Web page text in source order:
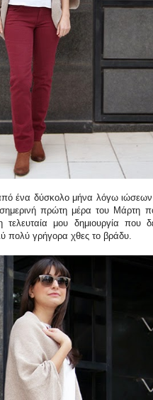
ένα δύσκολο μήνα λόγω
πρώτη μέρα του Μάρτη
μου δημιουργία που
πολύ γρήγορα χθες το βράδυ.